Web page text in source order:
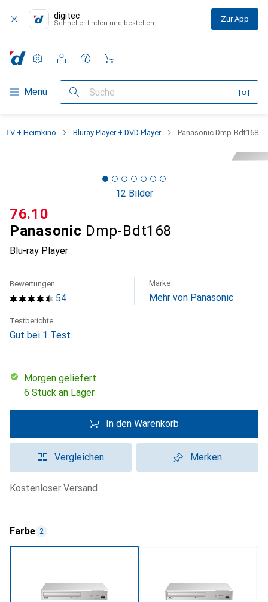
digitec
Schneller finden und bestellen Zur App
Navigation nach Kategorien
Menü Suche
Einstellungen
Kundenkonto
Vergleichslisten
Merklisten
Warenkorb
TV + Heimkino Bluray Player + DVD Player Panasonic Dmp-Bdt168
12 Bilder
Panasonic Dmp-Bdt168
Blu-ray Player
CHF
76.10
54
Bewertungen Marke
Mehr von Panasonic
Testberichte
Gut bei 1 Test
morgen geliefert
6 Stück an Lager
In den Warenkorb
Vergleichen Merken
kostenloser Versand
Farbe 2